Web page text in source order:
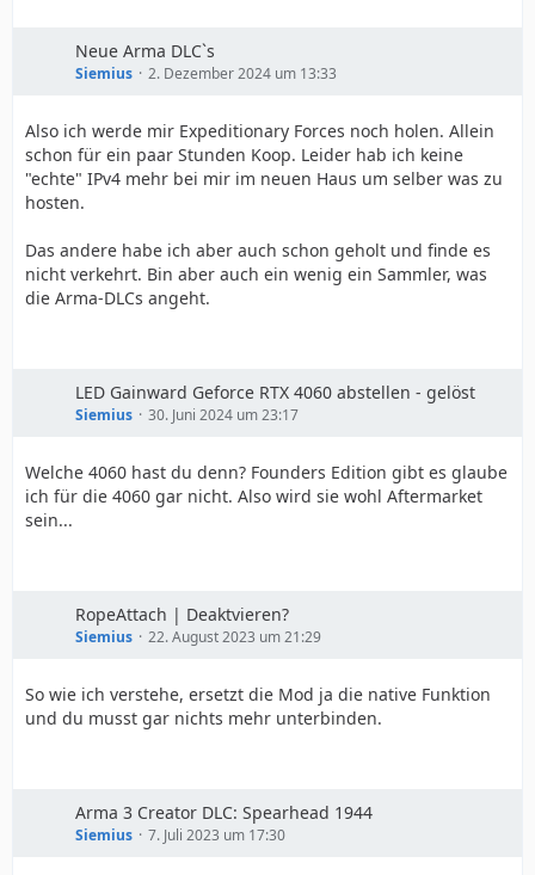
Neue Arma DLC`s
Siemius 2. Dezember 2024 um 13:33
Also ich werde mir Expeditionary Forces noch holen. Allein
schon für ein paar Stunden Koop. Leider hab ich keine
"echte" IPv4 mehr bei mir im neuen Haus um selber was zu
hosten.
Das andere habe ich aber auch schon geholt und finde es
nicht verkehrt. Bin aber auch ein wenig ein Sammler, was
die Arma-DLCs angeht.
LED Gainward Geforce RTX 4060 abstellen - gelöst
Siemius 30. Juni 2024 um 23:17
Welche 4060 hast du denn? Founders Edition gibt es glaube
ich für die 4060 gar nicht. Also wird sie wohl Aftermarket
sein...
RopeAttach | Deaktvieren?
Siemius 22. August 2023 um 21:29
So wie ich verstehe, ersetzt die Mod ja die native Funktion
und du musst gar nichts mehr unterbinden.
Arma 3 Creator DLC: Spearhead 1944
Siemius 7. Juli 2023 um 17:30